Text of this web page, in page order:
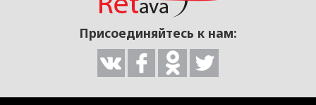
Присоединяйтесь к нам: